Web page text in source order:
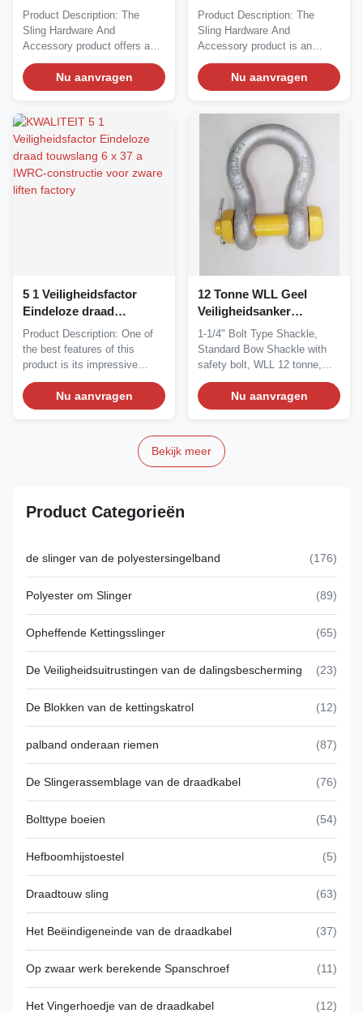
Hardware en accessoires
Veiligheidsfuncties
voorkomt toevallig
losschroeven van pin
Product Description: The
Sling Hardware And
Accessory product offers a
reliable solution for...
Nu aanvragen
meerbeensystemen in
maten van 1-1/4 inch tot
5 inch nominale grootte
Product Description: The
Sling Hardware And
Accessory product is an
essential component for...
Nu aanvragen
5 1 Veiligheidsfactor
Eindeloze draad
touwslang 6 x 37 a
IWRC-constructie voor
zware liften
Product Description: One of
the best features of this
product is its impressive
safety factor of...
Nu aanvragen
12 Tonne WLL Geel
Veiligheidsanker
Boogketen Met Bolt-
Type Ontwerp
1-1/4" Bolt Type Shackle,
Standard Bow Shackle with
safety bolt, WLL 12 tonne,
Anchor Bow...
Nu aanvragen
Bekijk meer
Product Categorieën
de slinger van de polyestersingelband (176)
Polyester om Slinger (89)
Opheffende Kettingsslinger (65)
De Veiligheidsuitrustingen van de dalingsbescherming (23)
De Blokken van de kettingskatrol (12)
palband onderaan riemen (87)
De Slingerassemblage van de draadkabel (76)
Bolttype boeien (54)
Hefboomhijstoestel (5)
Draadtouw sling (63)
Het Beëindigeneinde van de draadkabel (37)
Op zwaar werk berekende Spanschroef (11)
Het Vingerhoedje van de draadkabel (12)